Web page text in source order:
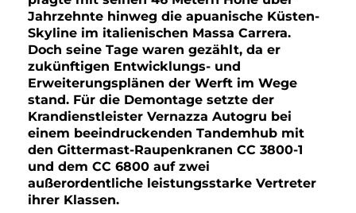
Jahrzehnte hinweg die apuanische Küsten-
Skyline im italienischen Massa Carrera.
Doch seine Tage waren gezählt, da er
zukünftigen Entwicklungs- und
Erweiterungsplänen der Werft im Wege
stand. Für die Demontage setzte der
Krandienstleister Vernazza Autogru bei
einem beeindruckenden Tandemhub mit
den Gittermast-Raupenkranen CC 3800-1
und dem CC 6800 auf zwei
außerordentliche leistungsstarke Vertreter
ihrer Klassen.